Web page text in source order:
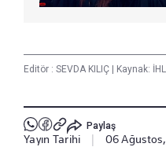
Editör : SEVDA KILIÇ Kaynak:
Paylaş
Yayın Tarihi 06